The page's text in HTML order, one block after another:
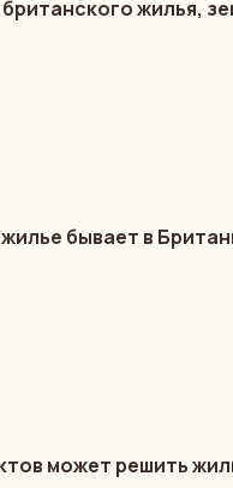
жилья,
бывает в
может решить